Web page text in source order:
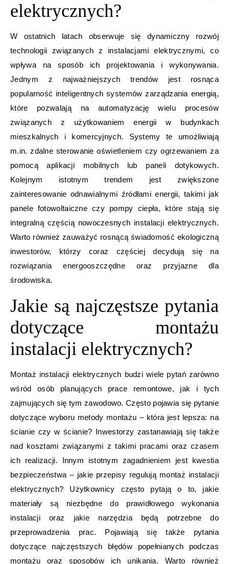
elektrycznych?
W ostatnich latach obserwuje się dynamiczny rozwój
technologii związanych z instalacjami elektrycznymi, co
wpływa na sposób ich projektowania i wykonywania.
Jednym z najważniejszych trendów jest rosnąca
popularność inteligentnych systemów zarządzania energią,
które pozwalają na automatyzację wielu procesów
związanych z użytkowaniem energii w budynkach
mieszkalnych i komercyjnych. Systemy te umożliwiają
m.in. zdalne sterowanie oświetleniem czy ogrzewaniem za
pomocą aplikacji mobilnych lub paneli dotykowych.
Kolejnym istotnym trendem jest zwiększone
zainteresowanie odnawialnymi źródłami energii, takimi jak
panele fotowoltaiczne czy pompy ciepła, które stają się
integralną częścią nowoczesnych instalacji elektrycznych.
Warto również zauważyć rosnącą świadomość ekologiczną
inwestorów, którzy coraz częściej decydują się na
rozwiązania energooszczędne oraz przyjazne dla
środowiska.
Jakie są najczęstsze pytania
dotyczące montażu
instalacji elektrycznych?
Montaż instalacji elektrycznych budzi wiele pytań zarówno
wśród osób planujących prace remontowe, jak i tych
zajmujących się tym zawodowo. Często pojawia się pytanie
dotyczące wyboru metody montażu – która jest lepsza: na
ścianie czy w ścianie? Inwestorzy zastanawiają się także
nad kosztami związanymi z takimi pracami oraz czasem
ich realizacji. Innym istotnym zagadnieniem jest kwestia
bezpieczeństwa – jakie przepisy regulują montaż instalacji
elektrycznych? Użytkownicy często pytają o to, jakie
materiały są niezbędne do prawidłowego wykonania
instalacji oraz jakie narzędzia będą potrzebne do
przeprowadzenia prac. Pojawiają się także pytania
dotyczące najczęstszych błędów popełnianych podczas
montażu oraz sposobów ich unikania. Warto również